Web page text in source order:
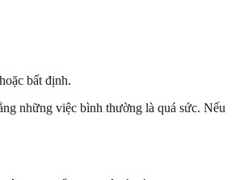
bất định.
những việc bình thường là quá sức. Nếu